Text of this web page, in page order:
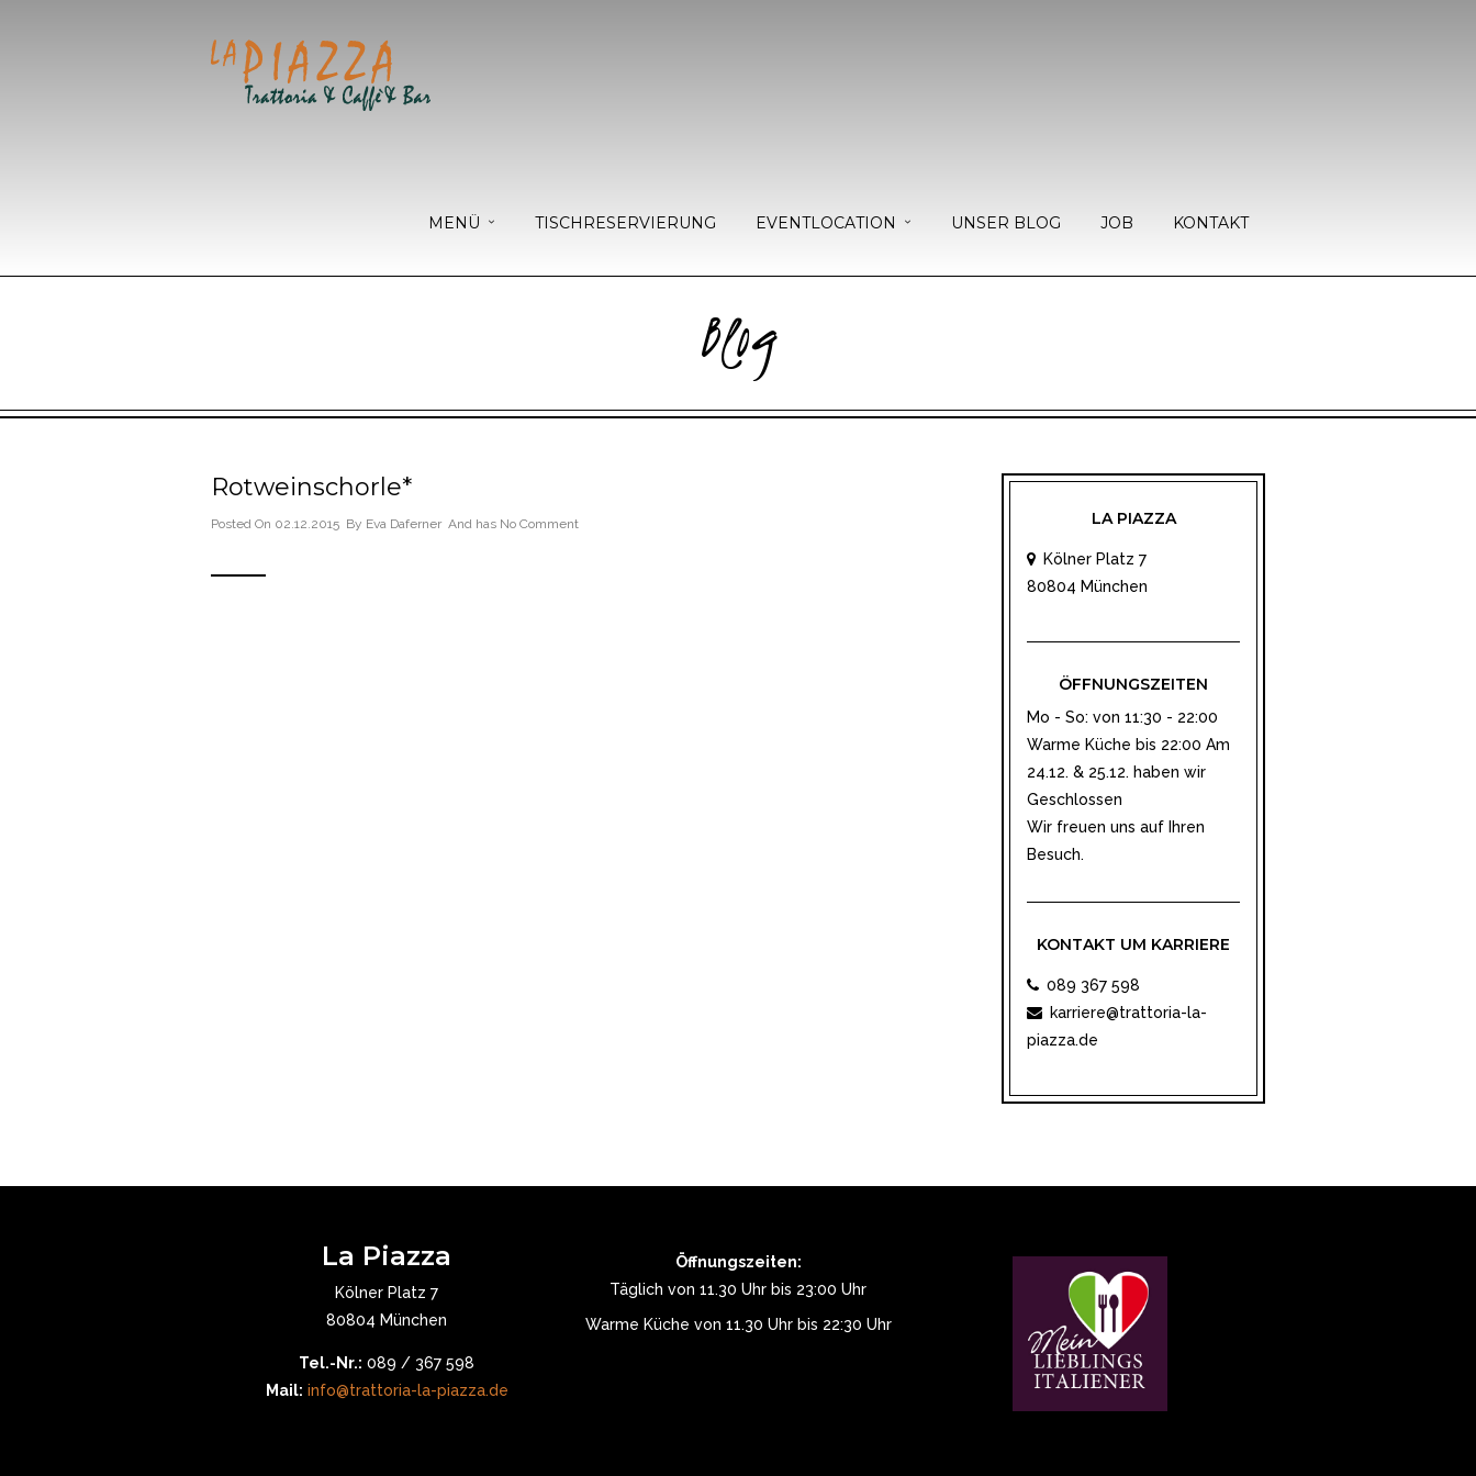
MENÜ TISCHRESERVIERUNG EVENTLOCATION UNSER BLOG JOB KONTAKT
Blog
Rotweinschorle*
Posted On 02.12.2015 By Eva Daferner And has No Comment LA PIAZZA
Kölner Platz 7
80804 München
ÖFFNUNGSZEITEN
Mo - So: von 11:30 - 22:00
Warme Küche bis 22:00 Am
24.12. & 25.12. haben wir
Geschlossen
Wir freuen uns auf Ihren
Besuch.
KONTAKT UM KARRIERE
089 367 598
karriere@trattoria-la-
piazza.de
La Piazza
Kölner Platz 7
80804 München
Tel.-Nr.: 089 / 367 598
Mail: info@trattoria-la-piazza.de
Öffnungszeiten:
Täglich von 11.30 Uhr bis 23:00 Uhr
Warme Küche von 11.30 Uhr bis 22:30 Uhr